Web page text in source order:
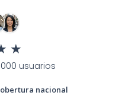
★
usuarios
nacional